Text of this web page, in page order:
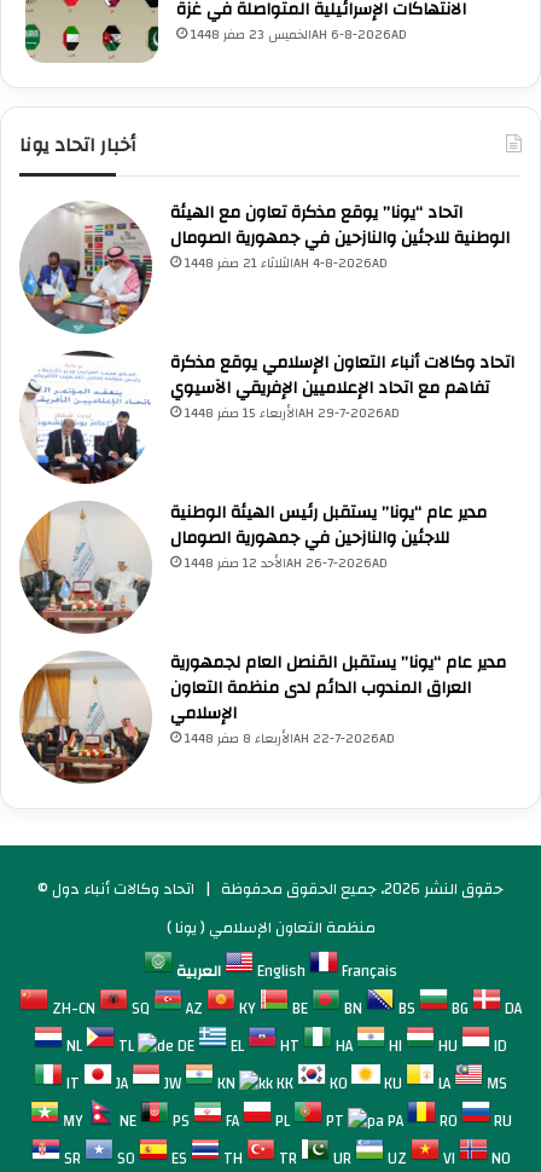
الانتهاكات الإسرائيلية المتواصلة في غزة
الخميس 23 صفر 1448AH 6-8-2026AD
أخبار اتحاد يونا
اتحاد “يونا” يوقع مذكرة تعاون مع الهيئة
الوطنية للاجئين والنازحين في جمهورية الصومال
الثلاثاء 21 صفر 1448AH 4-8-2026AD
اتحاد وكالات أنباء التعاون الإسلامي يوقع مذكرة
تفاهم مع اتحاد الإعلاميين الإفريقي الآسيوي
الأربعاء 15 صفر 1448AH 29-7-2026AD
مدير عام “يونا” يستقبل رئيس الهيئة الوطنية
للاجئين والنازحين في جمهورية الصومال
الأحد 12 صفر 1448AH 26-7-2026AD
مدير عام “يونا” يستقبل القنصل العام لجمهورية
العراق المندوب الدائم لدى منظمة التعاون
الإسلامي
الأربعاء 8 صفر 1448AH 22-7-2026AD
© حقوق النشر 2026، جميع الحقوق محفوظة |
اتحاد وكالات أنباء دول
منظمة التعاون الإسلامي ( يونا )
العربية
English
Français
ZH-CN
SQ AZ KY BE BN BS BG
DA
NL
TL DE EL HT HA HI HU
ID
IT
JA JW KN KK KO KU LA
MS
MY
NE PS FA PL PT PA RO
RU
SR
SO ES TH TR UR UZ VI NO